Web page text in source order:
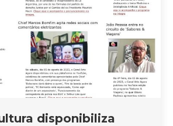
disponibiliza